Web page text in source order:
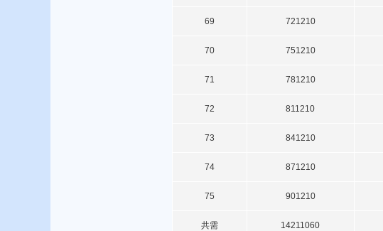
69 721210
70 751210
71 781210
72 811210
73 841210
74 871210
75 901210
共需 14211060